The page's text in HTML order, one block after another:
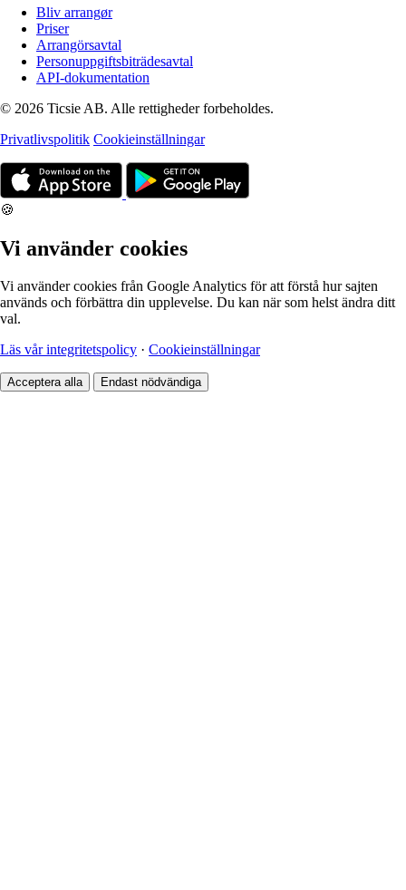
Bliv arrangør
Priser
Arrangörsavtal
Personuppgiftsbiträdesavtal
API-dokumentation
© 2026 Ticsie AB. Alle rettigheder forbeholdes.
Privatlivspolitik Cookieinställningar
🍪
Vi använder cookies
Vi använder cookies från Google Analytics för att förstå hur sajten
används och förbättra din upplevelse. Du kan när som helst ändra ditt
val.
Läs vår integritetspolicy · Cookieinställningar
Acceptera alla Endast nödvändiga